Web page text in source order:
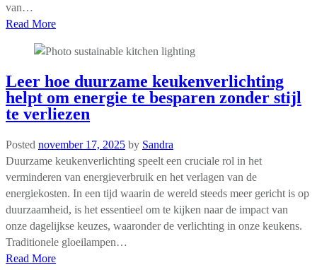
van…
Read More
Leer hoe duurzame keukenverlichting
helpt om energie te besparen zonder stijl
te verliezen
Posted november 17, 2025 by Sandra
Duurzame keukenverlichting speelt een cruciale rol in het
verminderen van energieverbruik en het verlagen van de
energiekosten. In een tijd waarin de wereld steeds meer gericht is op
duurzaamheid, is het essentieel om te kijken naar de impact van
onze dagelijkse keuzes, waaronder de verlichting in onze keukens.
Traditionele gloeilampen…
Read More